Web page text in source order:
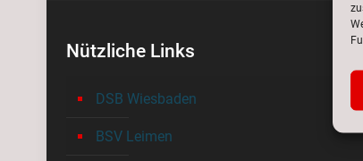
Nützliche Links
DSB Wiesbaden
BSV Leimen